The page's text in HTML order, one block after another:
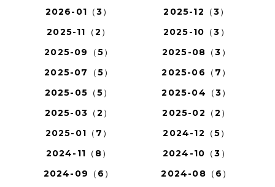
2026-01（3）
2025-12（3）
2025-11（2）
2025-10（3）
2025-09（5）
2025-08（3）
2025-07（5）
2025-06（7）
2025-05（5）
2025-04（3）
2025-03（2）
2025-02（2）
2025-01（7）
2024-12（5）
2024-11（8）
2024-10（3）
2024-09（6）
2024-08（6）